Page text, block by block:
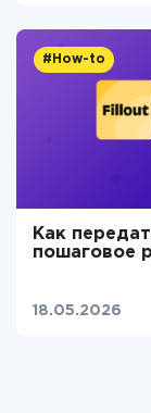
#How-to
Как
пошаговое
18.05.2026